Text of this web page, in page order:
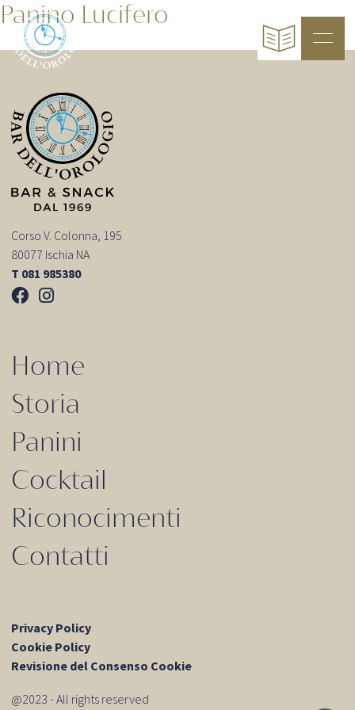
Panino Lucifero
Corso V. Colonna, 195
80077 Ischia NA
T 081 985380
Home
Storia
Panini
Cocktail
Riconocimenti
Contatti
Privacy Policy
Cookie Policy
Revisione del Consenso Cookie
@2023 - All rights reserved